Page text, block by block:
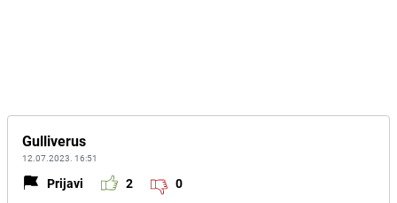
Gulliverus
12.07.2023. 16:51
Prijavi 2 0